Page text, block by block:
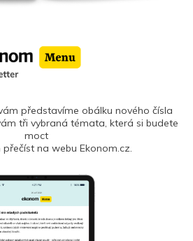
představíme obálku nového čísla
tři vybraná témata, která si budete
moct
na webu Ekonom.cz.